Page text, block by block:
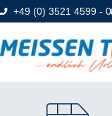
Direkt
zum+49 (0) 3521 4599 - 0